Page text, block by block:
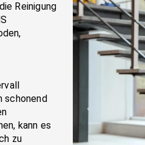
Reinigung
schonend
kann es
zu